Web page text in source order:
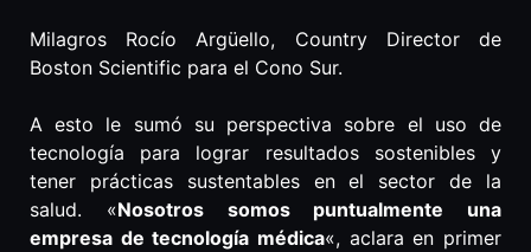
Milagros Rocío Argüello, Country Director de
Boston Scientific para el Cono Sur.
A esto le sumó su perspectiva sobre el uso de
tecnología para lograr resultados sostenibles y
tener prácticas sustentables en el sector de la
salud. «Nosotros somos puntualmente una
empresa de tecnología médica«, aclara en primer